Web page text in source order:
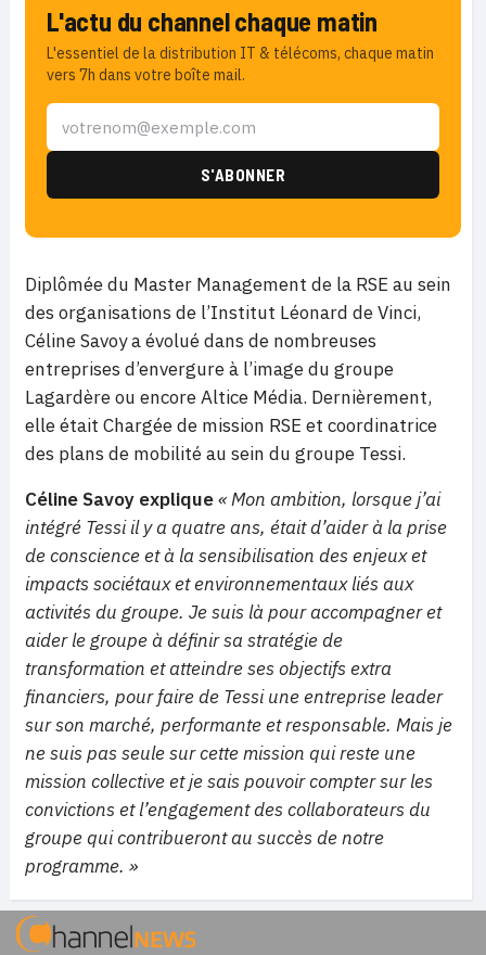
L'actu du channel chaque matin
L'essentiel de la distribution IT & télécoms, chaque matin
vers 7h dans votre boîte mail.
Diplômée du Master Management de la RSE au sein
des organisations de l’Institut Léonard de Vinci,
Céline Savoy a évolué dans de nombreuses
entreprises d’envergure à l’image du groupe
Lagardère ou encore Altice Média. Dernièrement,
elle était Chargée de mission RSE et coordinatrice
des plans de mobilité au sein du groupe Tessi.
Céline Savoy explique« Mon ambition, lorsque j’ai
intégré Tessi il y a quatre ans, était d’aider à la prise
de conscience et à la sensibilisation des enjeux et
impacts sociétaux et environnementaux liés aux
activités du groupe. Je suis là pour accompagner et
aider le groupe à définir sa stratégie de
transformation et atteindre ses objectifs extra
financiers, pour faire de Tessi une entreprise leader
sur son marché, performante et responsable. Mais je
ne suis pas seule sur cette mission qui reste une
mission collective et je sais pouvoir compter sur les
convictions et l’engagement des collaborateurs du
groupe qui contribueront au succès de notre
programme. »